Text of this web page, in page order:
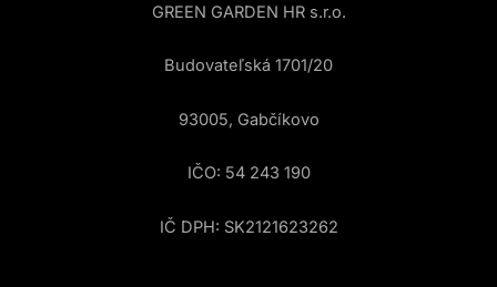
GREEN GARDEN HR s.r.o.
Budovateľská 1701/20
93005, Gabčíkovo
IČO: 54 243 190
IČ DPH: SK2121623262